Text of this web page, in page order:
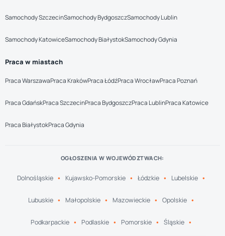
Samochody SzczecinSamochody BydgoszczSamochody Lublin
Samochody KatowiceSamochody BiałystokSamochody Gdynia
Praca w miastach
Praca WarszawaPraca KrakówPraca ŁódźPraca WrocławPraca Poznań
Praca GdańskPraca SzczecinPraca BydgoszczPraca LublinPraca Katowice
Praca BiałystokPraca Gdynia
OGŁOSZENIA W WOJEWÓDZTWACH:
Dolnośląskie Kujawsko-Pomorskie Łódzkie Lubelskie
Lubuskie Małopolskie Mazowieckie Opolskie
Podkarpackie Podlaskie Pomorskie Śląskie